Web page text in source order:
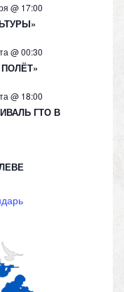
@ 17:00
@ 00:30
@ 18:00
ГТО В